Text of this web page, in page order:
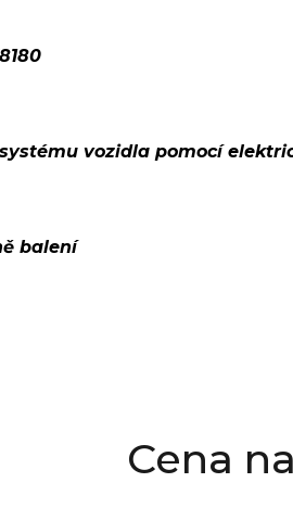
vozidla pomocí
balení
Cena